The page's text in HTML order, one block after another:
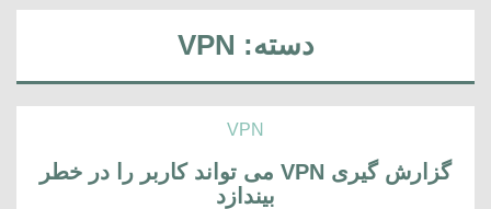
دسته: VPN
VPN
گزارش گیری VPN می تواند کاربر را در خطر
بیندازد